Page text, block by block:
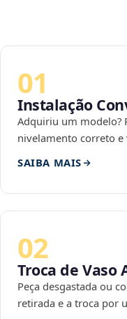
01
Instalação
Adquiriu um modelo?
nivelamento correto e
SAIBA MAIS
02
Troca de Vaso
Peça desgastada ou
retirada e a troca por